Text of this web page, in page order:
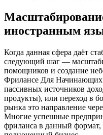
иностранным
Когда данная сфера даёт
следующий шаг —
помощников и создание
Фрилансе Для Начинающих
пассивных источников
продукты), или переход в
рынка это направление
Многие успешные
фриланса в данный формат,